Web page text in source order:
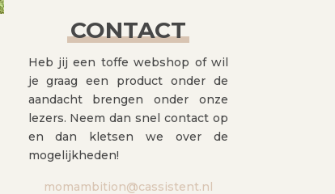
CONTACT
Heb jij een toffe webshop of wil
je graag een product onder de
aandacht brengen onder onze
lezers. Neem dan snel contact op
en dan kletsen we over de
mogelijkheden!
momambition@cassistent.nl